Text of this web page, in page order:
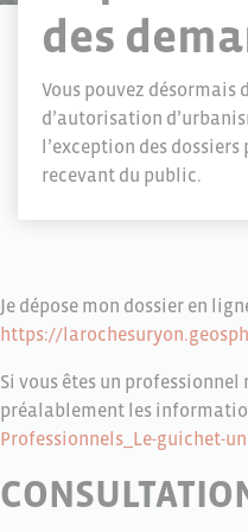
des
Vous pouvez désormais
d’autorisation
l’exception des
recevant du public.
Je dépose mon dossier en
https://
Si vous êtes un
préalablement les
Professionnels_Le-guichet-